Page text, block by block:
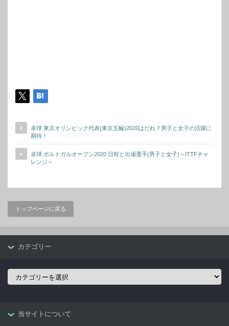
卓球 東京オリンピック代表(東京五輪)2020はだれ？男子と女子の活躍に
期待！
卓球 ポルトガルオープン2020 日程と出場選手(男子と女子)～ITTFチャ
レンジ～
トップページに戻る
カテゴリー
カ
当サイトについて